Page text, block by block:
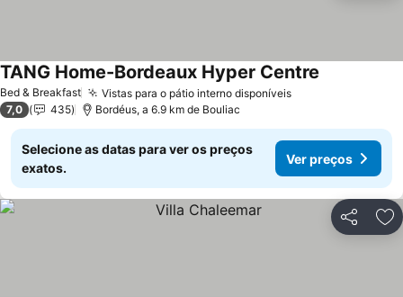
Bed & Breakfast Vistas para o pátio interno disponíveis
TANG Home-Bordeaux Hyper Centre
7,0 435 Bordéus, a 6.9 km de Bouliac
Selecione as datas para ver os preços
exatos.
Ver preços
Partilhar